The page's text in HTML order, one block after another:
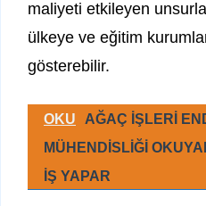
maliyeti etkileyen
ülkeye ve eğitim
gösterebilir.
OKU
AĞAÇ İŞLERİ
MÜHENDİSLİĞİ
İŞ YAPAR